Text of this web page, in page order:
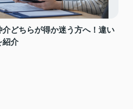
どちらが得か迷う方へ！違い
紹介